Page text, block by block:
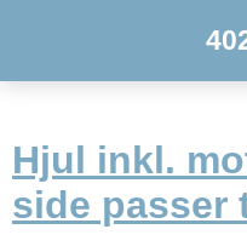
Hjul inkl.
side passer